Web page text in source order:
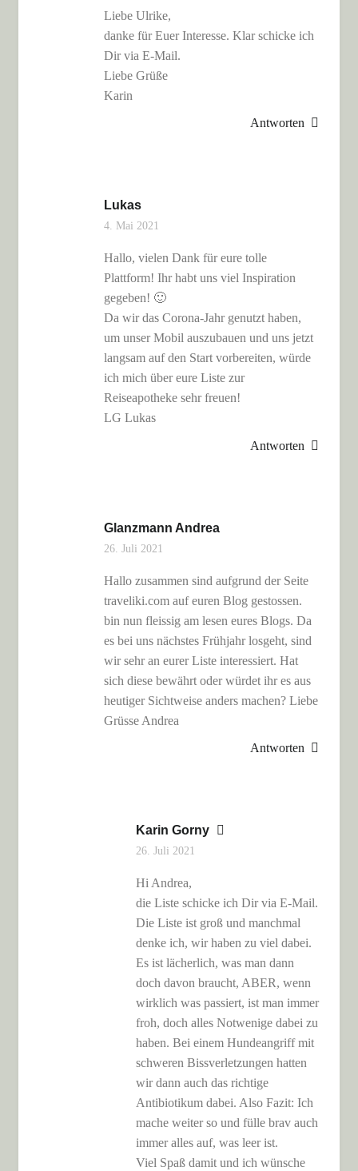
Liebe Ulrike,
danke für Euer Interesse. Klar schicke ich
Dir via E-Mail.
Liebe Grüße
Karin
Antworten
Lukas
4. Mai 2021
Hallo, vielen Dank für eure tolle
Plattform! Ihr habt uns viel Inspiration
gegeben! 🙂
Da wir das Corona-Jahr genutzt haben,
um unser Mobil auszubauen und uns jetzt
langsam auf den Start vorbereiten, würde
ich mich über eure Liste zur
Reiseapotheke sehr freuen!
LG Lukas
Antworten
Glanzmann Andrea
26. Juli 2021
Hallo zusammen sind aufgrund der Seite
traveliki.com auf euren Blog gestossen.
bin nun fleissig am lesen eures Blogs. Da
es bei uns nächstes Frühjahr losgeht, sind
wir sehr an eurer Liste interessiert. Hat
sich diese bewährt oder würdet ihr es aus
heutiger Sichtweise anders machen? Liebe
Grüsse Andrea
Antworten
Karin Gorny
26. Juli 2021
Hi Andrea,
die Liste schicke ich Dir via E-Mail.
Die Liste ist groß und manchmal
denke ich, wir haben zu viel dabei.
Es ist lächerlich, was man dann
doch davon braucht, ABER, wenn
wirklich was passiert, ist man immer
froh, doch alles Notwenige dabei zu
haben. Bei einem Hundeangriff mit
schweren Bissverletzungen hatten
wir dann auch das richtige
Antibiotikum dabei. Also Fazit: Ich
mache weiter so und fülle brav auch
immer alles auf, was leer ist.
Viel Spaß damit und ich wünsche